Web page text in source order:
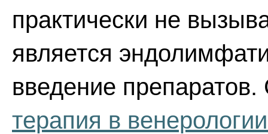
практически не
является
введение
терапия в